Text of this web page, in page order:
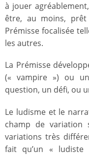
à jouer
être, au moins,
Prémisse focalisée
les autres.
La Prémisse
(« vampire ») ou
question, un défi, ou
Le ludisme et le
champ de variation
variations très
fait qu’un « ludiste